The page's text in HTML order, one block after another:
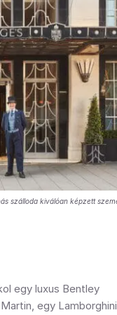
szálloda kiválóan képzett
egy luxus Bentley
egy Lamborghini